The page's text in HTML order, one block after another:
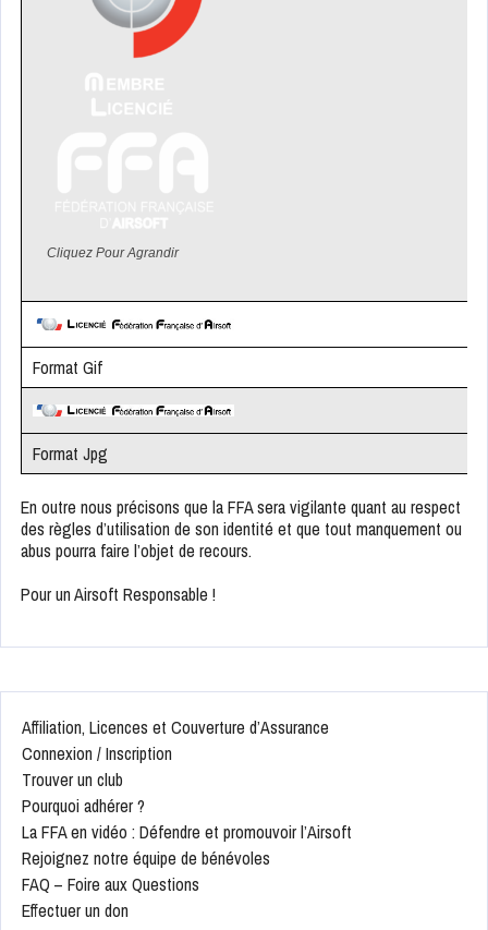
Cliquez Pour Agrandir
Format Gif
Format Jpg
En outre nous précisons que la FFA sera vigilante quant au respect
des règles d’utilisation de son identité et que tout manquement ou
abus pourra faire l’objet de recours.
Pour un Airsoft Responsable !
Affiliation, Licences et Couverture d’Assurance
Connexion / Inscription
Trouver un club
Pourquoi adhérer ?
La FFA en vidéo : Défendre et promouvoir l’Airsoft
Rejoignez notre équipe de bénévoles
FAQ – Foire aux Questions
Effectuer un don